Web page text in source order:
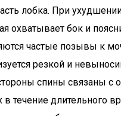
лобка. При
охватывает бок и
частые позывы к
резкой и
спины связаны с
в течение